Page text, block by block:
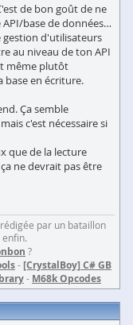
de bon goût de ne
base de données…
gestion d'utilisateurs
au niveau de ton API
même plutôt
base en écriture.
Ça semble
c'est nécessaire si
que de la lecture
ne devrait pas être
par un bataillon
enfin.
?
- [CrystalBoy] C# GB
- M68k Opcodes